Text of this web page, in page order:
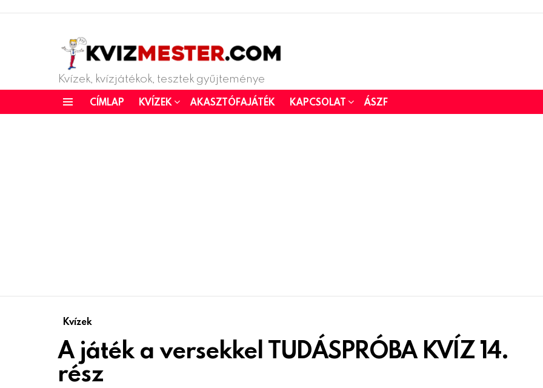
Kvízek, kvízjátékok, tesztek gyűjteménye
CÍMLAP KVÍZEK AKASZTÓFAJÁTÉK KAPCSOLAT ÁSZF
Kvízek
A játék a versekkel TUDÁSPRÓBA KVÍZ 14.
rész